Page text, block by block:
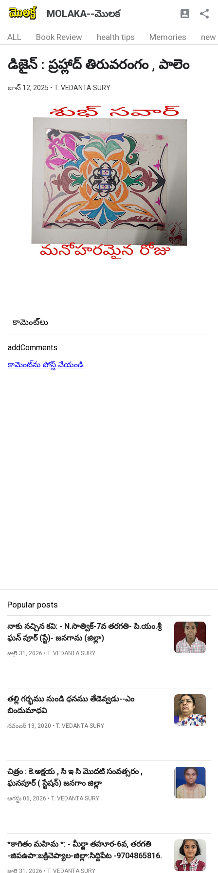
MOLAKA--మొలక
ALL Book Review health tips Memories new
డిజైన్ : ప్రహ్లాద్ తిరువరంగం , పాలెం
జూన్ 12, 2025 • T. VEDANTA SURY
కామెంట్‌లు
addComments
కామెంట్‌ను పోస్ట్ చేయండి
Popular posts
నాకు నచ్చిన కవి: - N.సాత్విక్-7వ తరగతి- పి.యం.శ్రీ
ఘన్ పూర్ (స్టే)- జనగామ (జిల్లా)
జులై 31, 2026 • T. VEDANTA SURY
తల్లి గర్భము నుండి ధనము తేడెవ్వడు--ఎం
బిందుమాధవి
నవంబర్ 13, 2020 • T. VEDANTA SURY
చిత్రం : కె.అక్షయ , సి ఇ సి మొదటి సంవత్సరం ,
ఘనపూర్ ( స్టేషన్) జనగాం జిల్లా
ఆగస్టు 06, 2026 • T. VEDANTA SURY
*కాగితం మహిమ *: - మీర్జా తహూర-6వ, తరగతి
-జిపఉపా:బక్రిచెప్యాల-జిల్లా:సిద్దిపేట -9704865816.
జులై 31, 2026 • T. VEDANTA SURY